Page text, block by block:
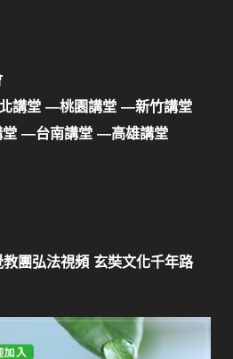
講堂 —桃園講堂 —新竹講堂
—台南講堂 —高雄講堂
教團弘法視頻 玄奘文化千年路